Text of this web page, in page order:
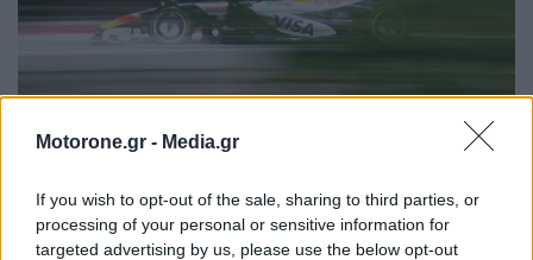
Motorone.gr - Media.gr
If you wish to opt-out of the sale, sharing to third parties, or
processing of your personal or sensitive information for
targeted advertising by us, please use the below opt-out
SQ2
Οι δύο οδηγοί της Audi βρέθηκαν μόλις εκτός από το